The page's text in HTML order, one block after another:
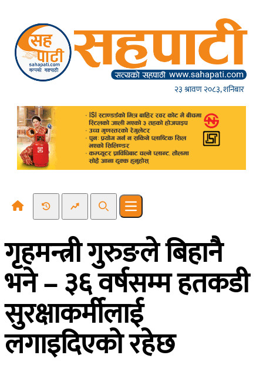
२३ श्रावण २०८३, शनिबार
Recent NewsTrending News
SearchOpen main menu
गृहमन्त्री गुरुङले बिहानै
भने – ३६ वर्षसम्म हतकडी
सुरक्षाकर्मीलाई
लगाइदिएको रहेछ